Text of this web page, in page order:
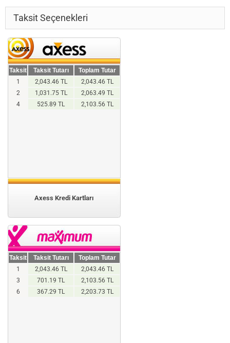
Taksit Seçenekleri
Taksit Taksit Tutarı
Toplam Tutar
1
2,043.46 TL
2,043.46 TL
2
1,031.75 TL
2,063.49 TL
4
525.89 TL 2,103.56 TL
Axess Kredi Kartları
Taksit Taksit Tutarı
Toplam Tutar
1
2,043.46 TL
2,043.46 TL
3
701.19 TL
2,103.56 TL
6
367.29 TL 2,203.73 TL